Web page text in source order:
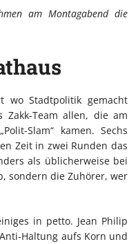
am Montagabend die
wo Stadtpolitik gemacht
Team allen, die am
Slam“ kamen. Sechs
Zeit in zwei Runden das
als üblicherweise bei
sondern die Zuhörer, wer
in petto. Jean Philip
Haltung aufs Korn und